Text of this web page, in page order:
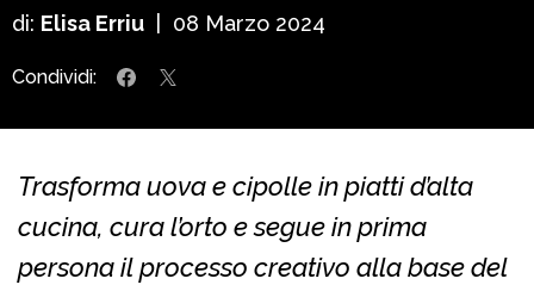
di: Elisa Erriu 08 Marzo 2024
Condividi:
Trasforma uova e cipolle in piatti d’alta
cucina, cura l’orto e segue in prima
persona il processo creativo alla base del